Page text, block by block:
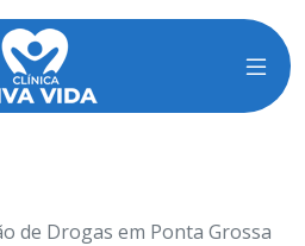
de Drogas em Ponta Grossa